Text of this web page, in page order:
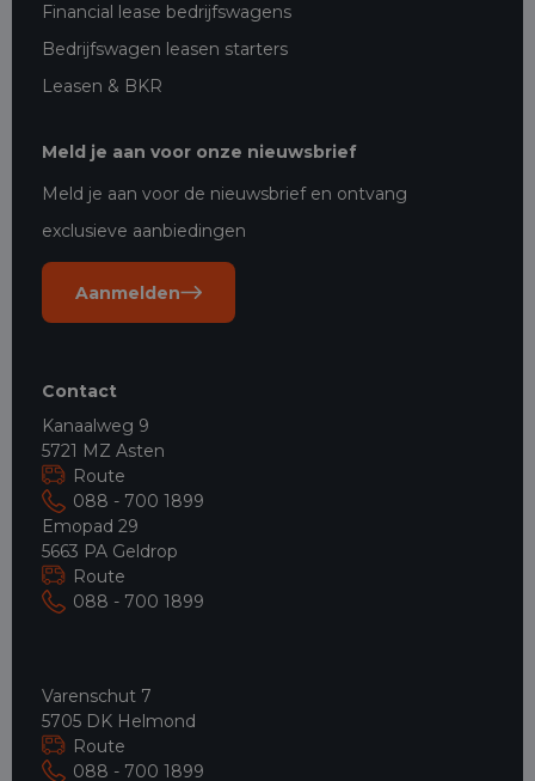
Financial lease bedrijfswagens
Bedrijfswagen leasen starters
Leasen & BKR
Meld je aan voor onze nieuwsbrief
Meld je aan voor de nieuwsbrief en ontvang
exclusieve aanbiedingen
Aanmelden
Contact
Kanaalweg 9
5721 MZ Asten
Route
088 - 700 1899
Emopad 29
5663 PA Geldrop
Route
088 - 700 1899
Varenschut 7
5705 DK Helmond
Route
088 - 700 1899